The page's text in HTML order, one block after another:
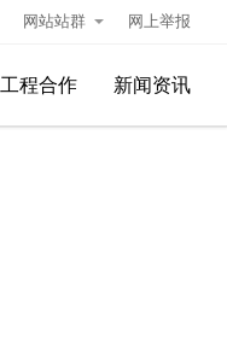
网上举报
网站站群
工程合作 新闻资讯